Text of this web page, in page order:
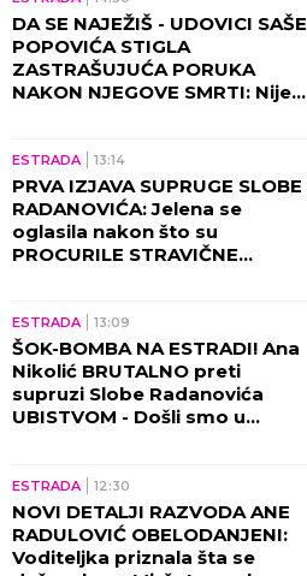
DA SE NAJEŽIŠ - UDOVICI SAŠE
POPOVIĆA STIGLA
ZASTRAŠUJUĆA PORUKA
NAKON NJEGOVE SMRTI: Nije
ESTRADA 13:14
PRVA IZJAVA SUPRUGE SLOBE
RADANOVIĆA: Jelena se
oglasila nakon što su
PROCURILE STRAVIČNE
ESTRADA 13:09
ŠOK-BOMBA NA ESTRADI! Ana
Nikolić BRUTALNO preti
supruzi Slobe Radanovića
UBISTVOM - Došli smo u
ESTRADA 12:30
NOVI DETALJI RAZVODA ANE
RADULOVIĆ OBELODANJENI:
Voditeljka priznala šta se